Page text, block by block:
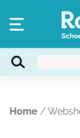
Home /